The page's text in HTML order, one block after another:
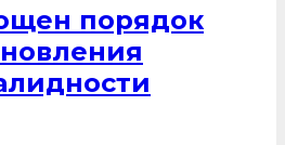
порядок